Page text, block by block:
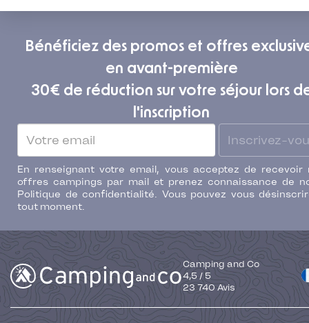
Bénéficiez des promos et offres
en avant-première
30€ de réduction sur votre séjour lors
l'inscription
Inscrivez-
En renseignant votre email, vous acceptez de recevoir
offres campings par mail et prenez connaissance de
Politique de confidentialité. Vous pouvez vous
tout moment.
Camping and Co
4,5 / 5
23 740 Avis